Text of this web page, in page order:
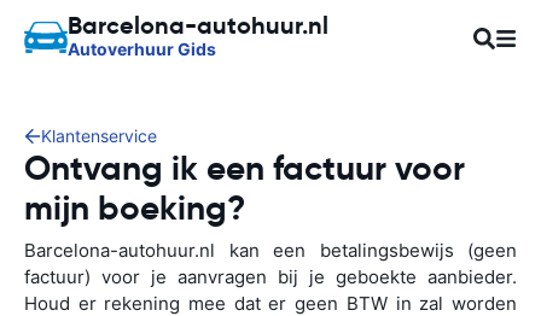
Barcelona-autohuur.nl
Autoverhuur Gids
Klantenservice
Ontvang ik een factuur voor
mijn boeking?
Barcelona-autohuur.nl kan een betalingsbewijs (geen
factuur) voor je aanvragen bij je geboekte aanbieder.
Houd er rekening mee dat er geen BTW in zal worden